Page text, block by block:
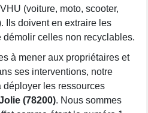
(voiture, moto, scooter,
Ils doivent en extraire les
celles non recyclables.
à mener aux propriétaires et
ses interventions, notre
les ressources
(78200). Nous sommes